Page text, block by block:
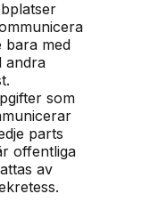
bara med
andra
som
parts
offentliga
av